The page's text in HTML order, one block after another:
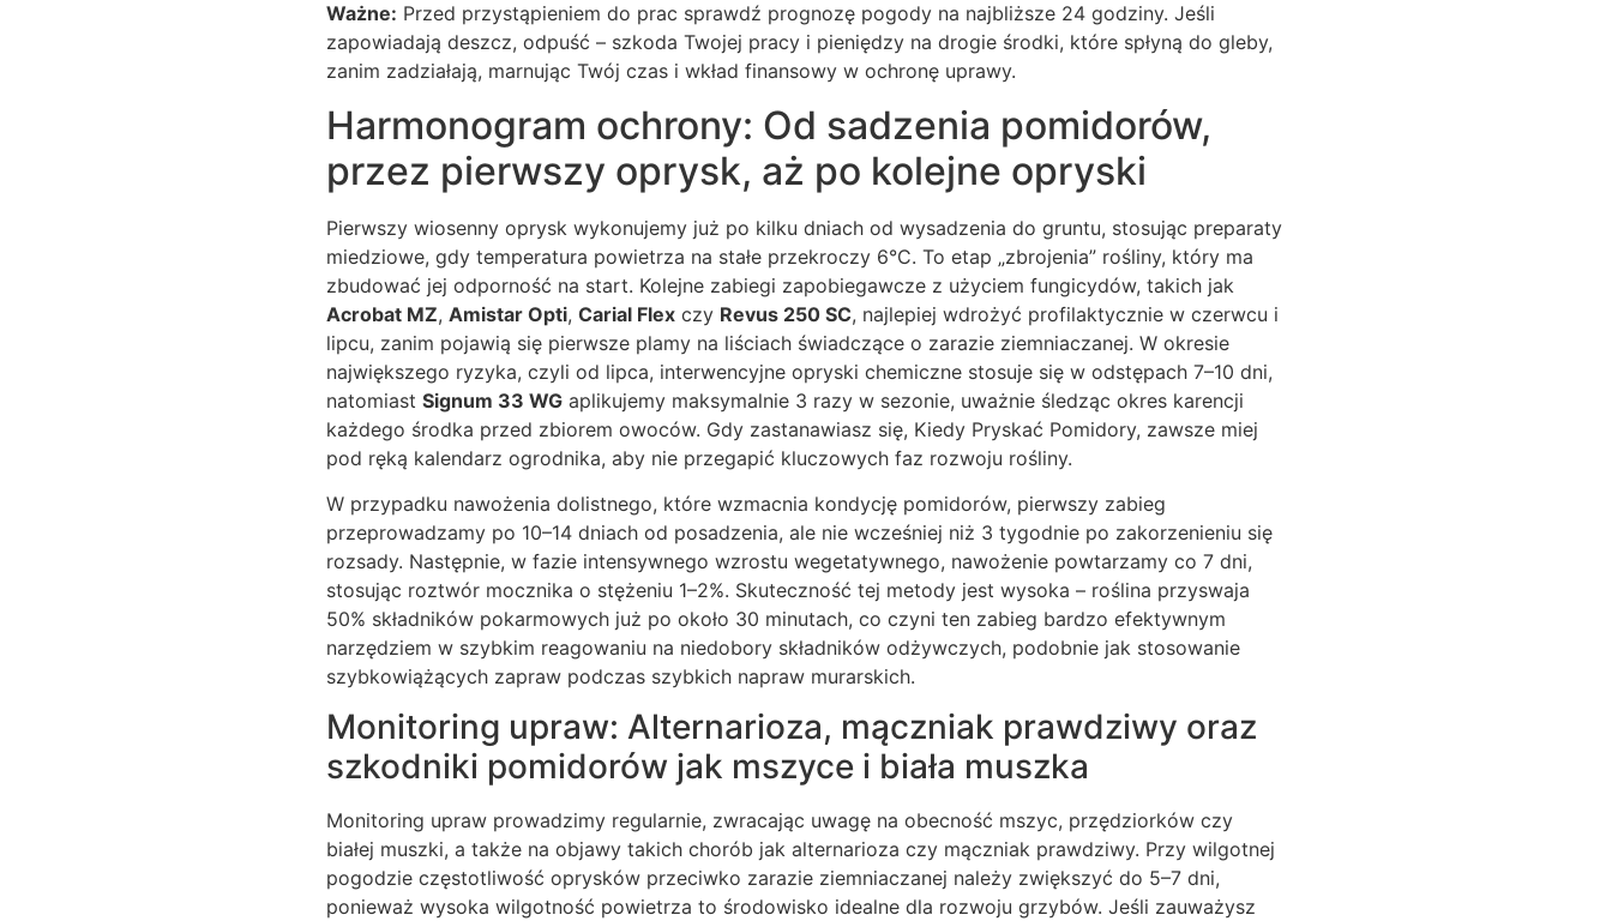
Ważne: Przed przystąpieniem do prac sprawdź prognozę pogody na najbliższe 24 godziny. Jeśli
zapowiadają deszcz, odpuść – szkoda Twojej pracy i pieniędzy na drogie środki, które spłyną do gleby,
zanim zadziałają, marnując Twój czas i wkład finansowy w ochronę uprawy.
Harmonogram ochrony: Od sadzenia pomidorów,
przez pierwszy oprysk, aż po kolejne opryski
Pierwszy wiosenny oprysk wykonujemy już po kilku dniach od wysadzenia do gruntu, stosując preparaty
miedziowe, gdy temperatura powietrza na stałe przekroczy 6°C. To etap „zbrojenia” rośliny, który ma
zbudować jej odporność na start. Kolejne zabiegi zapobiegawcze z użyciem fungicydów, takich jak
Acrobat MZ, Amistar Opti, Carial Flex czy Revus 250 SC, najlepiej wdrożyć profilaktycznie w czerwcu i
lipcu, zanim pojawią się pierwsze plamy na liściach świadczące o zarazie ziemniaczanej. W okresie
największego ryzyka, czyli od lipca, interwencyjne opryski chemiczne stosuje się w odstępach 7–10 dni,
natomiast Signum 33 WG aplikujemy maksymalnie 3 razy w sezonie, uważnie śledząc okres karencji
każdego środka przed zbiorem owoców. Gdy zastanawiasz się, Kiedy Pryskać Pomidory, zawsze miej
pod ręką kalendarz ogrodnika, aby nie przegapić kluczowych faz rozwoju rośliny.
W przypadku nawożenia dolistnego, które wzmacnia kondycję pomidorów, pierwszy zabieg
przeprowadzamy po 10–14 dniach od posadzenia, ale nie wcześniej niż 3 tygodnie po zakorzenieniu się
rozsady. Następnie, w fazie intensywnego wzrostu wegetatywnego, nawożenie powtarzamy co 7 dni,
stosując roztwór mocznika o stężeniu 1–2%. Skuteczność tej metody jest wysoka – roślina przyswaja
50% składników pokarmowych już po około 30 minutach, co czyni ten zabieg bardzo efektywnym
narzędziem w szybkim reagowaniu na niedobory składników odżywczych, podobnie jak stosowanie
szybkowiążących zapraw podczas szybkich napraw murarskich.
Monitoring upraw: Alternarioza, mączniak prawdziwy oraz
szkodniki pomidorów jak mszyce i biała muszka
Monitoring upraw prowadzimy regularnie, zwracając uwagę na obecność mszyc, przędziorków czy
białej muszki, a także na objawy takich chorób jak alternarioza czy mączniak prawdziwy. Przy wilgotnej
pogodzie częstotliwość oprysków przeciwko zarazie ziemniaczanej należy zwiększyć do 5–7 dni,
ponieważ wysoka wilgotność powietrza to środowisko idealne dla rozwoju grzybów. Jeśli zauważysz